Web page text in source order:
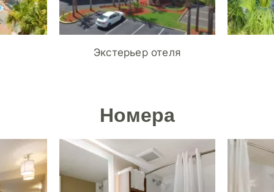
Экстерьер отеля
Номера